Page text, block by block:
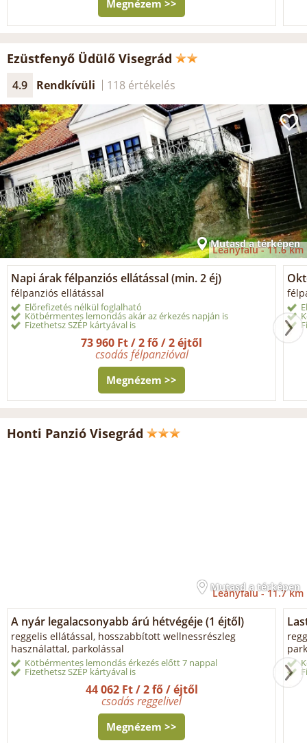
Megnézem >>
Ezüstfenyő Üdülő Visegrád
4.9 Rendkívüli 118 értékelés
Mutasd a térképen
Leányfalu -11.6 km
Napi árak félpanziós ellátással (min. 2 éj)
félpanziós ellátással
Előrefizetés nélkül foglalható
Kötbérmentes lemondás akár az érkezés napján is
Fizethetsz SZÉP kártyával is
73 960 Ft / 2 fő / 2 éjtől
csodás félpanzióval
Megnézem >>
Honti Panzió Visegrád
Mutasd a térképen
Leányfalu -11.7 km
A nyár legalacsonyabb árú hétvégéje (1 éjtől)
reggelis ellátással, hosszabbított wellnessrészleg
használattal, parkolással
Kötbérmentes lemondás érkezés előtt 7 nappal
Fizethetsz SZÉP kártyával is
44 062 Ft / 2 fő / éjtől
csodás reggelivel
Megnézem >>